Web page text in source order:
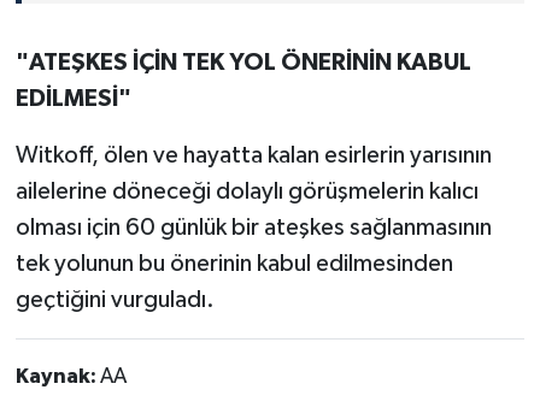
"ATEŞKES İÇİN TEK YOL ÖNERİNİN KABUL
EDİLMESİ"
Witkoff, ölen ve hayatta kalan esirlerin yarısının
ailelerine döneceği dolaylı görüşmelerin kalıcı
olması için 60 günlük bir ateşkes sağlanmasının
tek yolunun bu önerinin kabul edilmesinden
geçtiğini vurguladı.
Kaynak: AA